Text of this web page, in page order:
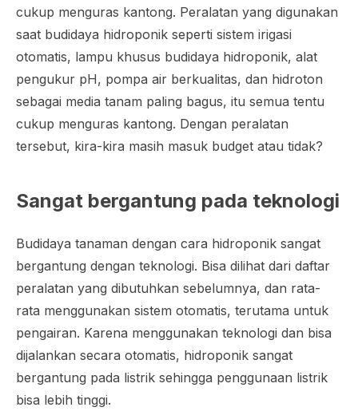
cukup menguras kantong. Peralatan yang digunakan
saat budidaya hidroponik seperti sistem irigasi
otomatis, lampu khusus budidaya hidroponik, alat
pengukur pH, pompa air berkualitas, dan hidroton
sebagai media tanam paling bagus, itu semua tentu
cukup menguras kantong. Dengan peralatan
tersebut, kira-kira masih masuk budget atau tidak?
Sangat bergantung pada teknologi
Budidaya tanaman dengan cara hidroponik sangat
bergantung dengan teknologi. Bisa dilihat dari daftar
peralatan yang dibutuhkan sebelumnya, dan rata-
rata menggunakan sistem otomatis, terutama untuk
pengairan. Karena menggunakan teknologi dan bisa
dijalankan secara otomatis, hidroponik sangat
bergantung pada listrik sehingga penggunaan listrik
bisa lebih tinggi.